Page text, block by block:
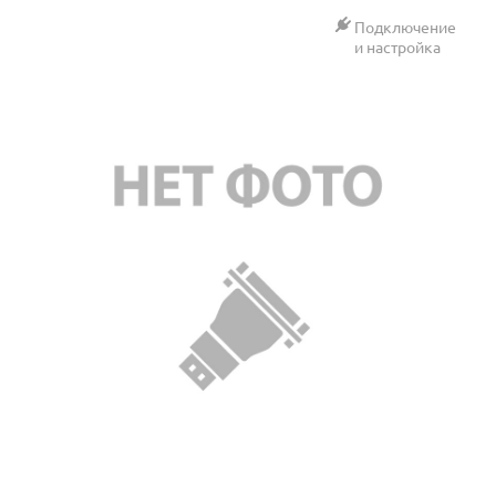
Подключение
и настройка